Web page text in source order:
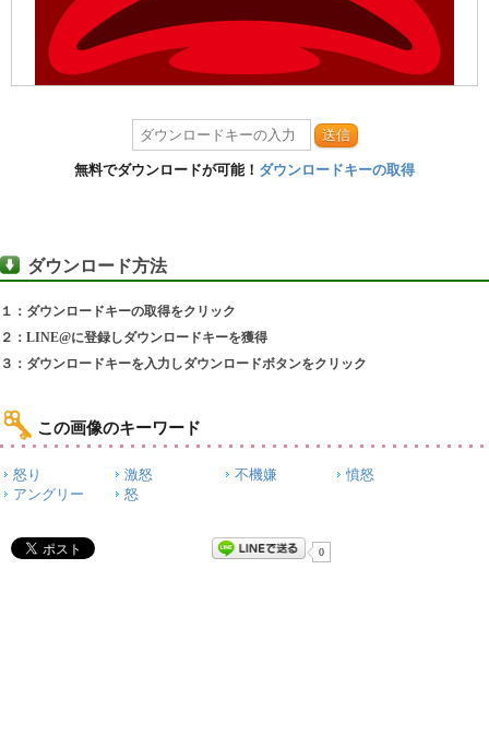
送信
無料でダウンロードが可能！ ダウンロードキーの取得
ダウンロード方法
１：ダウンロードキーの取得をクリック
２：LINE@に登録しダウンロードキーを獲得
３：ダウンロードキーを入力しダウンロードボタンをクリック
この画像のキーワード
怒り 激怒 不機嫌
憤怒
アングリー
怒
0